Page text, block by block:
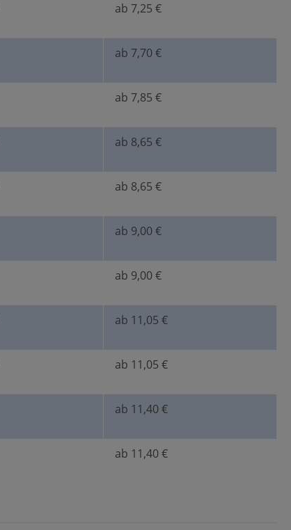
ab 7,25 €
ab 7,70 €
ab 7,85 €
ab 8,65 €
ab 8,65 €
ab 9,00 €
ab 9,00 €
ab 11,05 €
ab 11,05 €
ab 11,40 €
ab 11,40 €